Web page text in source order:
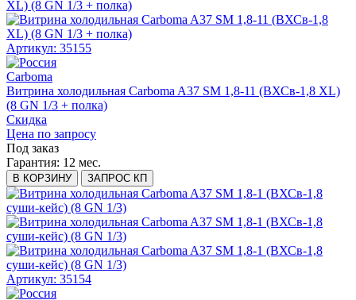
Артикул: 35155
Carboma
Витрина холодильная Carboma A37 SM 1,8-11 (ВХСв-1,8 XL)
(8 GN 1/3 + полка)
Скидка
Цена по запросу
Под заказ
Гарантия: 12 мес.
В КОРЗИНУ ЗАПРОС КП
Артикул: 35154